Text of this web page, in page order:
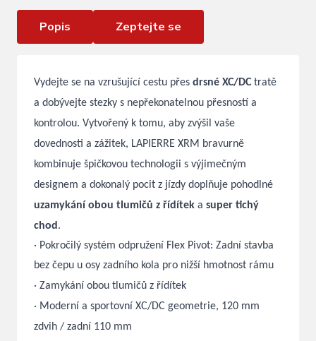
Popis Zeptejte se
Vydejte se na vzrušující cestu přes drsné XC/DC tratě
a dobývejte stezky s nepřekonatelnou přesností a
kontrolou. Vytvořený k tomu, aby zvýšil vaše
dovednosti a zážitek, LAPIERRE XRM bravurně
kombinuje špičkovou technologii s výjimečným
designem a dokonalý pocit z jízdy doplňuje pohodlné
uzamykání obou tlumičů z řídítek a super tichý
chod .
· Pokročilý systém odpružení Flex Pivot: Zadní stavba
bez čepu u osy zadního kola pro nižší hmotnost rámu
· Zamykání obou tlumičů z řídítek
· Moderní a sportovní XC/DC geometrie, 120 mm
zdvih / zadní 110 mm